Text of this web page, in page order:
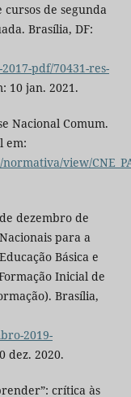
de segunda
Brasília, DF:
pdf/70431-res-
10 jan. 2021.
Nacional Comum.
em:
view/
dezembro de
para a
Básica e
Inicial de
Brasília,
2019-
dez. 2020.
crítica às